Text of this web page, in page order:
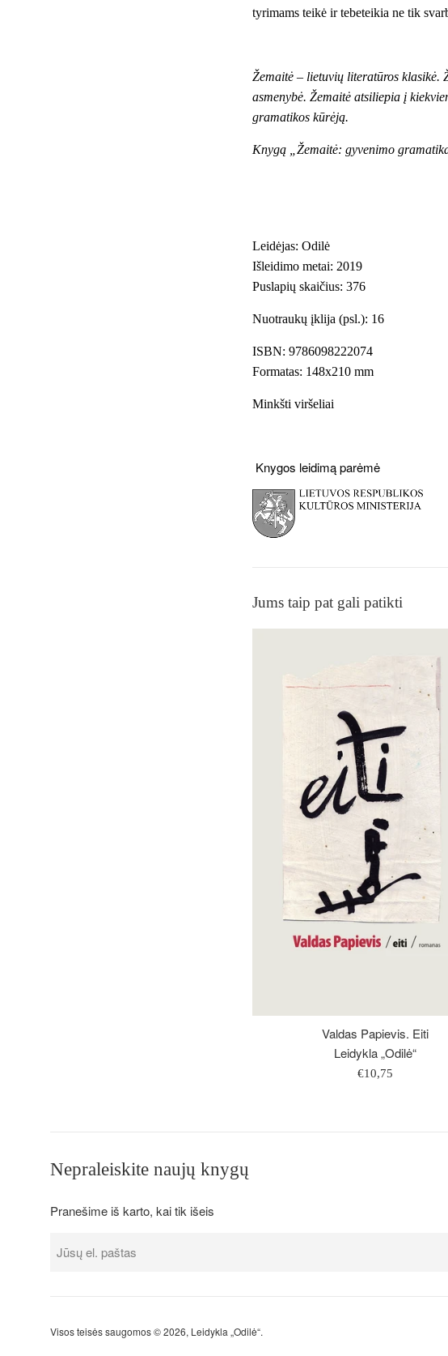
tyrimams teikė ir tebeteikia ne tik
Žemaitė – lietuvių literatūros klasikė.
asmenybė. Žemaitė atsiliepia į
gramatikos kūrėją.
Knygą „Žemaitė: gyvenimo
Leidėjas: Odilė
Išleidimo metai: 2019
Puslapių skaičius: 376
Nuotraukų įklija (psl.): 16
ISBN: 9786098222074
Formatas: 148x210 mm
Minkšti viršeliai
Knygos leidimą parėmė
Jums taip pat gali patikti
Valdas Papievis. Eiti
Leidykla „Odilė“
Įprasta
€10,75
Nepraleiskite naujų knygų
Pranešime iš karto, kai tik išeis
Visos teisės saugomos © 2026, Leidykla „Odilė“.